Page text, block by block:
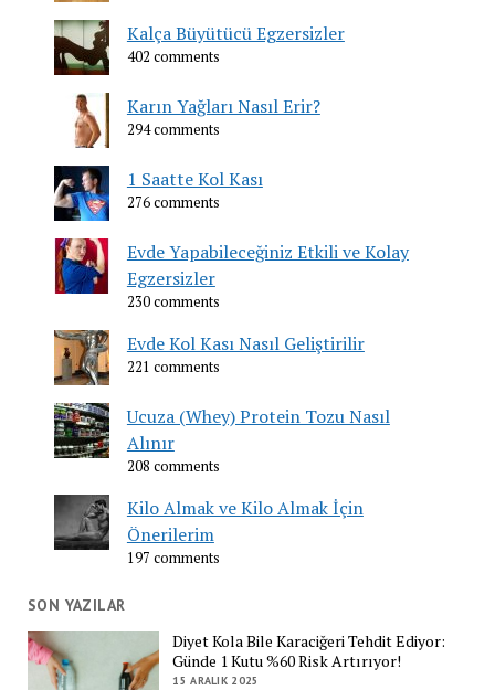
Kalça Büyütücü Egzersizler
402 comments
Karın Yağları Nasıl Erir?
294 comments
1 Saatte Kol Kası
276 comments
Evde Yapabileceğiniz Etkili ve Kolay
Egzersizler
230 comments
Evde Kol Kası Nasıl Geliştirilir
221 comments
Ucuza (Whey) Protein Tozu Nasıl
Alınır
208 comments
Kilo Almak ve Kilo Almak İçin
Önerilerim
197 comments
SON YAZILAR
Diyet Kola Bile Karaciğeri Tehdit Ediyor:
Günde 1 Kutu %60 Risk Artırıyor!
15 ARALIK 2025